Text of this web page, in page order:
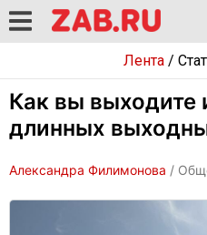
Лента/
Как вы выходите
длинных
Александра Филимонова /